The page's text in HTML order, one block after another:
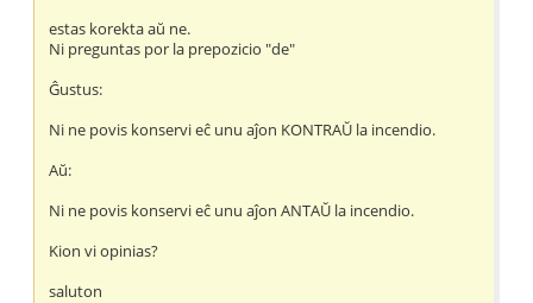
estas korekta aŭ ne.
Ni preguntas por la prepozicio "de"
Ĝustus:
Ni ne povis konservi eĉ unu aĵon KONTRAŬ la incendio.
Aŭ:
Ni ne povis konservi eĉ unu aĵon ANTAŬ la incendio.
Kion vi opinias?
saluton